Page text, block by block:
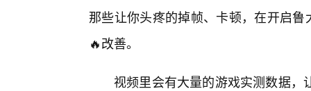
那些让你头疼的掉帧、卡顿，在开启
🔥改善。
视频里会有大量的游戏实测数据